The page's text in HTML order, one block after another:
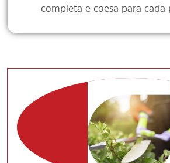
completa e coesa para cada